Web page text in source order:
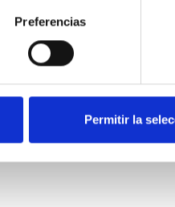
Preferencias
Permitir la
nuestros